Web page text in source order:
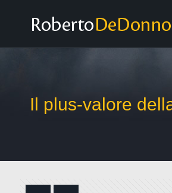
Il plus-valore